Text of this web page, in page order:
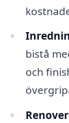
bistå
och